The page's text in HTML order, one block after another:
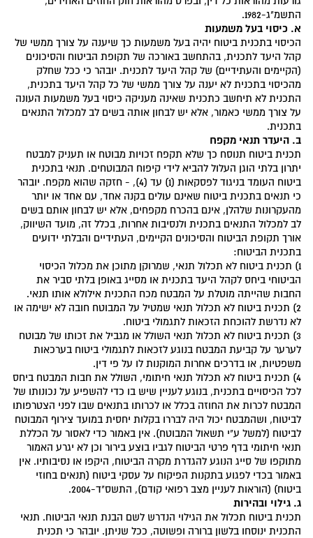
התשמ"ג-1982.
א. כיסוי בעל משמעות
הכיסוי בתכנית ביטוח יהיה בעל משמעות כך שיענה על צורך ממשי של
קהל היעד לתכנית, בהתחשב באורכה של תקופת הביטוח והסיכונים
(הקיימים והעתידיים) של קהל היעד לתכנית. יובהר כי ככל שחלק
מהכיסוי בתכנית לא יענה על צורך ממשי של כל קהל היעד בתכנית,
התכנית לא תיחשב כתכנית שאינה מעניקה כיסוי בעל משמעות העונה
על צורך ממשי כאמור, אלא יש לבחון אותה בשים לב למכלול התנאים
בתכנית.
ב. היעדר תנאי מקפח
תכנית ביטוח תנוסח כך שלא תקפח זכויות מבוטח או תעניק למבטח
יתרון בלתי הוגן העלול להביא לידי קיפוח המבוטחים. תנאי בתכנית
ביטוח העומד בניגוד לפסקאות (1) עד (4), - חזקה שהוא מקפח. יובהר
כי תנאים בתכנית ביטוח שאינם עולים בקנה אחד, עם אחד או יותר
מהעקרונות שלהלן, אינם בהכרח מקפחים, אלא יש לבחון אותם בשים
לב למכלול התנאים בתכנית ולנסיבות אחרות, בכלל זה, מועד השיווק,
אורך תקופת הביטוח והסיכונים הקיימים, העתידיים והבלתי ידועים
בתכנית הביטוח:
1) תכנית ביטוח לא תכלול תנאי, שמרוקן מתוכן את מכלול הכיסוי
הביטוחי ביחס לקהל היעד בתכנית או מסייג באופן בלתי סביר את
החבות שהייתה מוטלת על המבטח מכח התכנית אילולא אותו תנאי.
2) תכנית ביטוח לא תכלול תנאי שמטיל על המבוטח חובה לא ישימה או
לא נדרשת להוכחת הזכאות לתגמולי ביטוח.
3) תכנית ביטוח לא תכלול תנאי השולל או מגביל את זכותו של מבוטח
לערער על קביעת המבטח בנוגע לזכאות לתגמולי ביטוח בערכאות
משפטיות, או בדרכים אחרות המוקנות לו על פי דין.
4) תכנית ביטוח לא תכלול תנאי חיתומי, השולל את חבות המבטח ביחס
לכל הכיסויים בתכנית, בנוגע לעניין שיש בו כדי להשפיע על נכונותו של
המבטח לכרות את החוזה בכלל או לכרותו בתנאים שבו לפני הצטרפותו
לביטוח, ושהמבטח יכול היה לבררו בקלות יחסית במועד צירוף המבוטח
לביטוח (למשל ע"י תשאול המבוטח). אין באמור כדי לאסור על הכללת
תנאי חיתומי בדף פרטי הביטוח לגביו בוצע בירור וכן לא יגרע האמור
מתוקפו של סייג הנוגע להגדרת מקרה הביטוח, היקפו או נסיבותיו. אין
באמור בכדי לפגוע בתקנות הפיקוח על עסקי ביטוח (תנאים בחוזי
ביטוח) (הוראות לעניין מצב רפואי קודם), התשס"ד-2004.
ג. גילוי ובהירות
תכנית ביטוח תכלול את הגילוי הנדרש לשם הבנת תנאי הביטוח. תנאי
התכנית ינוסחו בלשון ברורה ופשוטה, ככל שניתן. יובהר כי תכנית